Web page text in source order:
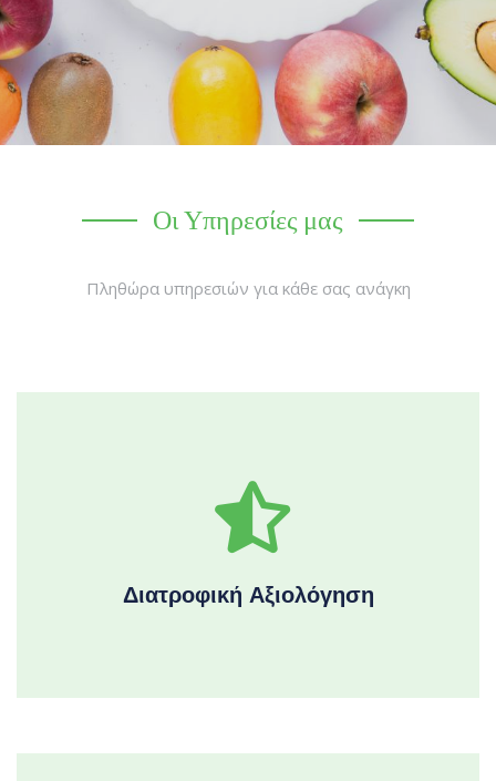
Οι Υπηρεσίες μας
Πληθώρα υπηρεσιών για κάθε σας ανάγκη
Διατροφική Αξιολόγηση